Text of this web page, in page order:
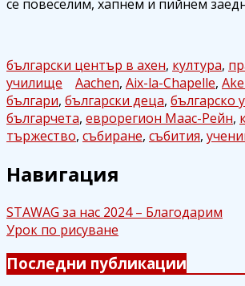
се повеселим, хапнем и пийнем
български център в ахен, култура,
училище
Aachen, Aix-la-Chapelle,
българи, български деца, българско
българчета, еврорегион Маас-Рейн,
тържество, събиране, събития,
Навигация
STAWAG за нас 2024 – Благодарим
Урок по рисуване
Последни публикации